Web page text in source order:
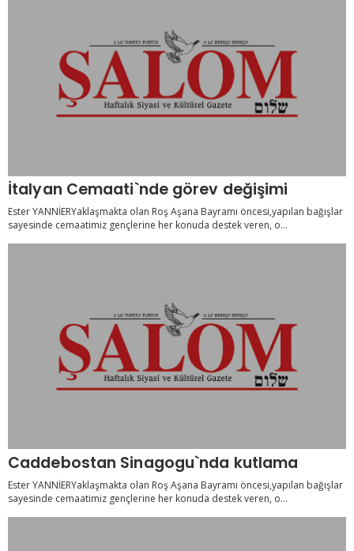
İtalyan Cemaati`nde görev değişimi
Ester YANNİERYaklaşmakta olan Roş Aşana Bayramı öncesi,yapılan bağışlar
sayesinde cemaatimiz gençlerine her konuda destek veren, o...
Caddebostan Sinagogu`nda kutlama
Ester YANNİERYaklaşmakta olan Roş Aşana Bayramı öncesi,yapılan bağışlar
sayesinde cemaatimiz gençlerine her konuda destek veren, o...